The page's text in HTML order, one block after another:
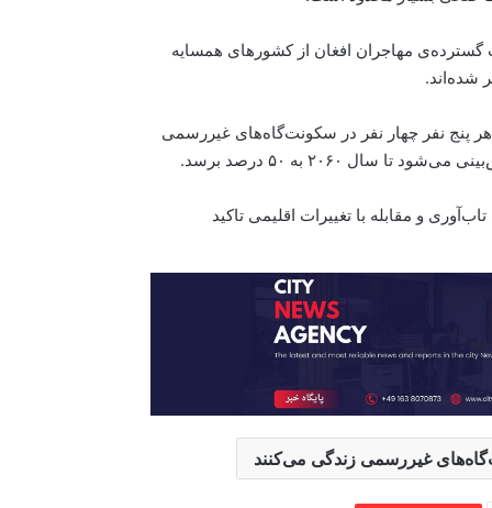
و به بازگشت گسترده‌ی مهاجران افغان از کشورهای همسایه
شده‌اند.
پنج نفر چهار نفر در سکونت‌گاه‌های غیررسمی
و مقابله با تغییرات اقلیمی تاکید